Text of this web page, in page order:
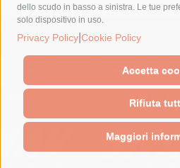
dello scudo in basso a sinistra. Le tue
solo dispositivo in uso.
Privacy Policy Cookie Policy
Accetta
Rifiuta
Maggiori
© 2015 SorrentoPress. All rights
Il giornale online della Penisola
Cookie Policy